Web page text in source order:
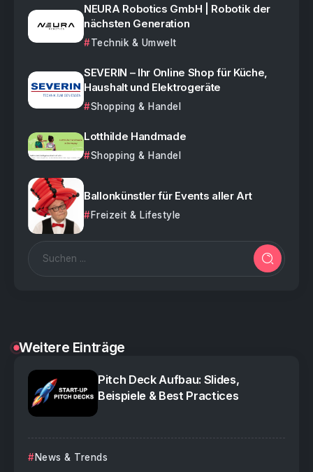
NEURA Robotics GmbH | Robotik der
nächsten Generation
Technik & Umwelt
SEVERIN – Ihr Online Shop für Küche,
Haushalt und Elektrogeräte
Shopping & Handel
Lotthilde Handmade
Shopping & Handel
Ballonkünstler für Events aller Art
Freizeit & Lifestyle
Weitere Einträge
Pitch Deck Aufbau: Slides,
Beispiele & Best Practices
News & Trends